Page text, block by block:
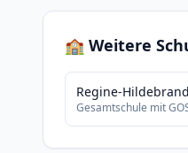
🏫 Weitere
Regine-
Gesamtschule mit